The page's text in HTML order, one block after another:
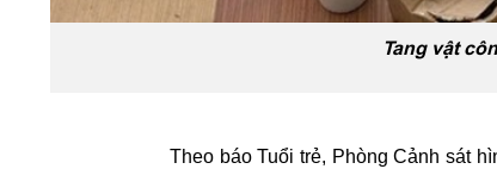
Tang vật
Theo báo Tuổi trẻ, Phòng Cảnh sát